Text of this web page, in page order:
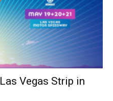
Vegas Strip in